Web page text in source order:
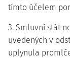
tímto účelem
3. Smluvní stát
uvedených v
uplynula